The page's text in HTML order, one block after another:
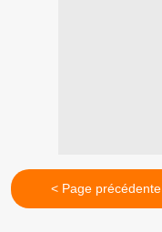
< Page précédente